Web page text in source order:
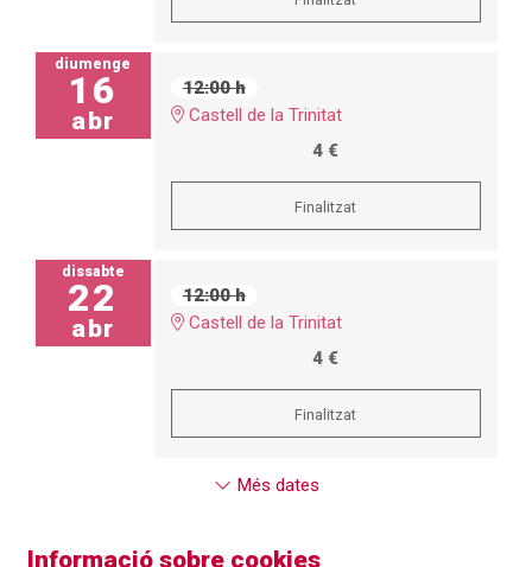
diumenge
16
abr
12:00 h
Castell de la Trinitat
4 €
Finalitzat
dissabte
22
abr
12:00 h
Castell de la Trinitat
4 €
Finalitzat
Més dates
Informació sobre cookies